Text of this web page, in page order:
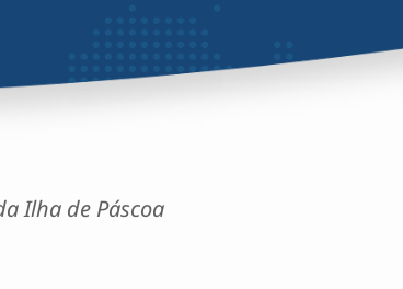
Ilha de Páscoa